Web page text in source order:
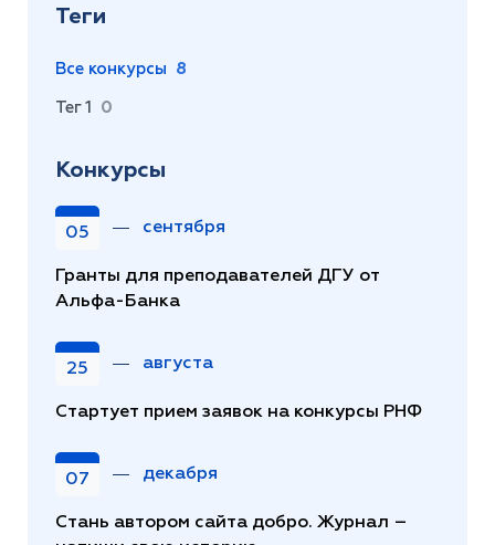
Теги
Все конкурсы 8
Тег 1 0
Конкурсы
05 сентября
Гранты для преподавателей ДГУ от
Альфа-Банка
25 августа
Стартует прием заявок на конкурсы РНФ
07 декабря
Стань автором сайта добро. Журнал –